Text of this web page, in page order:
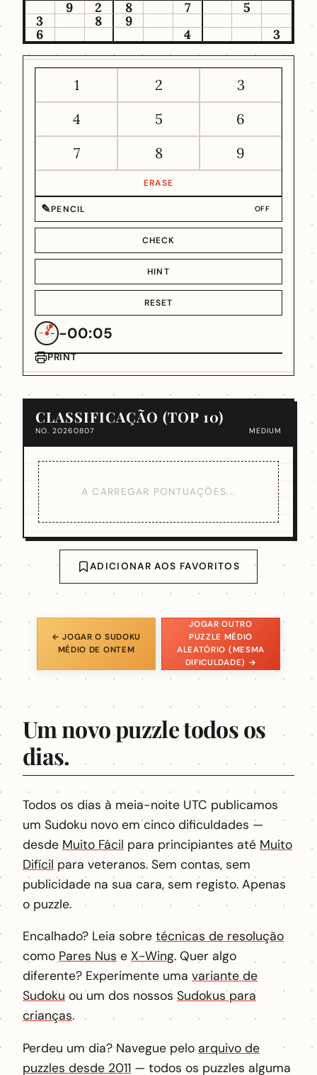
9
2 8 7
5
3
8
9
6
4 3
1 2
3
4
5
6
7
8 9
ERASE
✎PENCIL OFF
CHECK
HINT
RESET
-00:05
PRINT
CLASSIFICAÇÃO (TOP 10)
NO. 20260807 MEDIUM
A CARREGAR PONTUAÇÕES...
ADICIONAR AOS FAVORITOS
← JOGAR O SUDOKU
MÉDIO DE ONTEM
JOGAR OUTRO
PUZZLE MÉDIO
ALEATÓRIO (MESMA
DIFICULDADE) →
Um novo puzzle todos os
dias.
Todos os dias à meia-noite UTC publicamos
um Sudoku novo em cinco dificuldades —
desde Muito Fácil para principiantes até Muito
Difícil para veteranos. Sem contas, sem
publicidade na sua cara, sem registo. Apenas
o puzzle.
Encalhado? Leia sobre técnicas de resolução
como Pares Nus e X-Wing. Quer algo
diferente? Experimente uma variante de
Sudoku ou um dos nossos Sudokus para
crianças.
Perdeu um dia? Navegue pelo arquivo de
puzzles desde 2011 — todos os puzzles alguma